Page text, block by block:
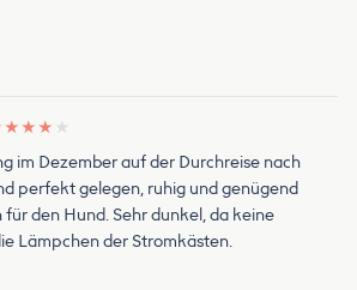
★ ★ ★ ★
im Dezember auf der Durchreise nach
perfekt gelegen, ruhig und genügend
den Hund. Sehr dunkel, da keine
Lämpchen der Stromkästen.